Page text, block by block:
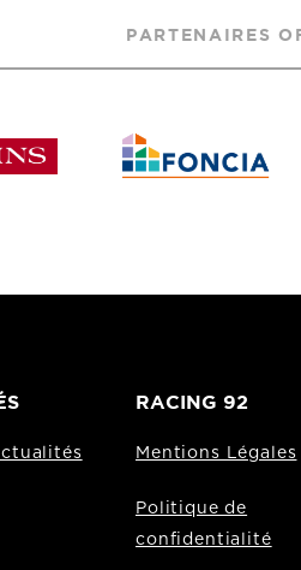
PARTENAIRES
RACING 92
Mentions Légales
Politique de
confidentialité